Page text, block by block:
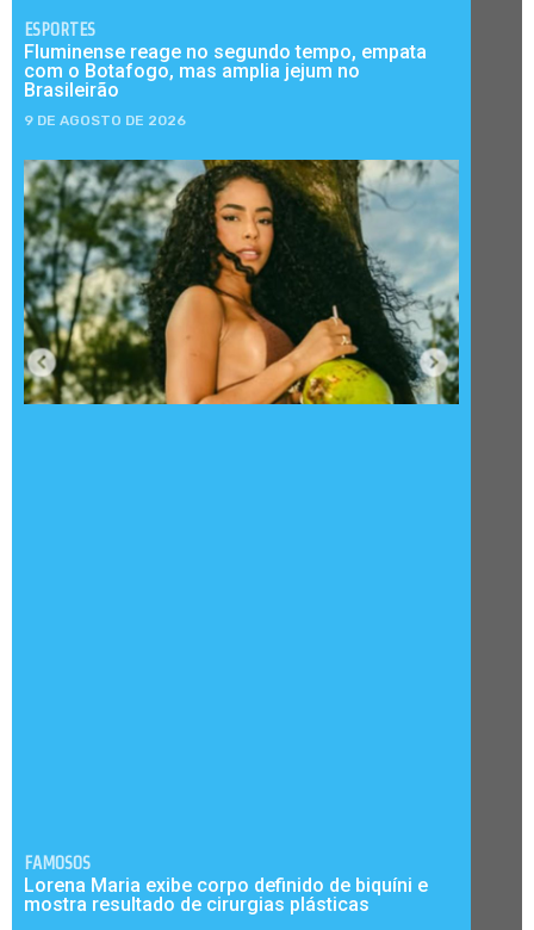
ESPORTES
Fluminense reage no segundo tempo, empata
com o Botafogo, mas amplia jejum no
Brasileirão
9 DE AGOSTO DE 2026
FAMOSOS
Lorena Maria exibe corpo definido de biquíni e
mostra resultado de cirurgias plásticas